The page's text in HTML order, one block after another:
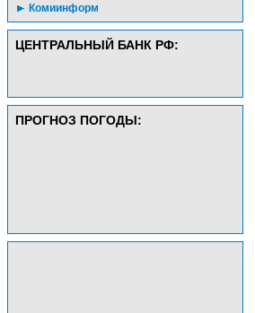
Комиинформ
ЦЕНТРАЛЬНЫЙ БАНК РФ:
ПРОГНОЗ ПОГОДЫ: